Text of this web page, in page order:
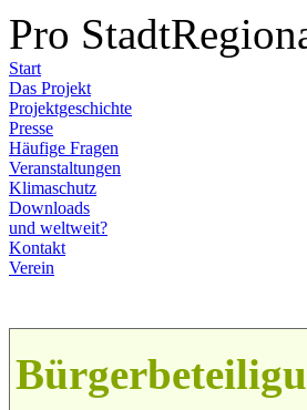
Pro
Start
Das Projekt
Projektgeschichte
Presse
Häufige Fragen
Veranstaltungen
Klimaschutz
Downloads
und weltweit?
Kontakt
Verein